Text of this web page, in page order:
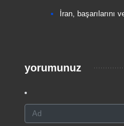
İran, başarılarını
yorumunuz